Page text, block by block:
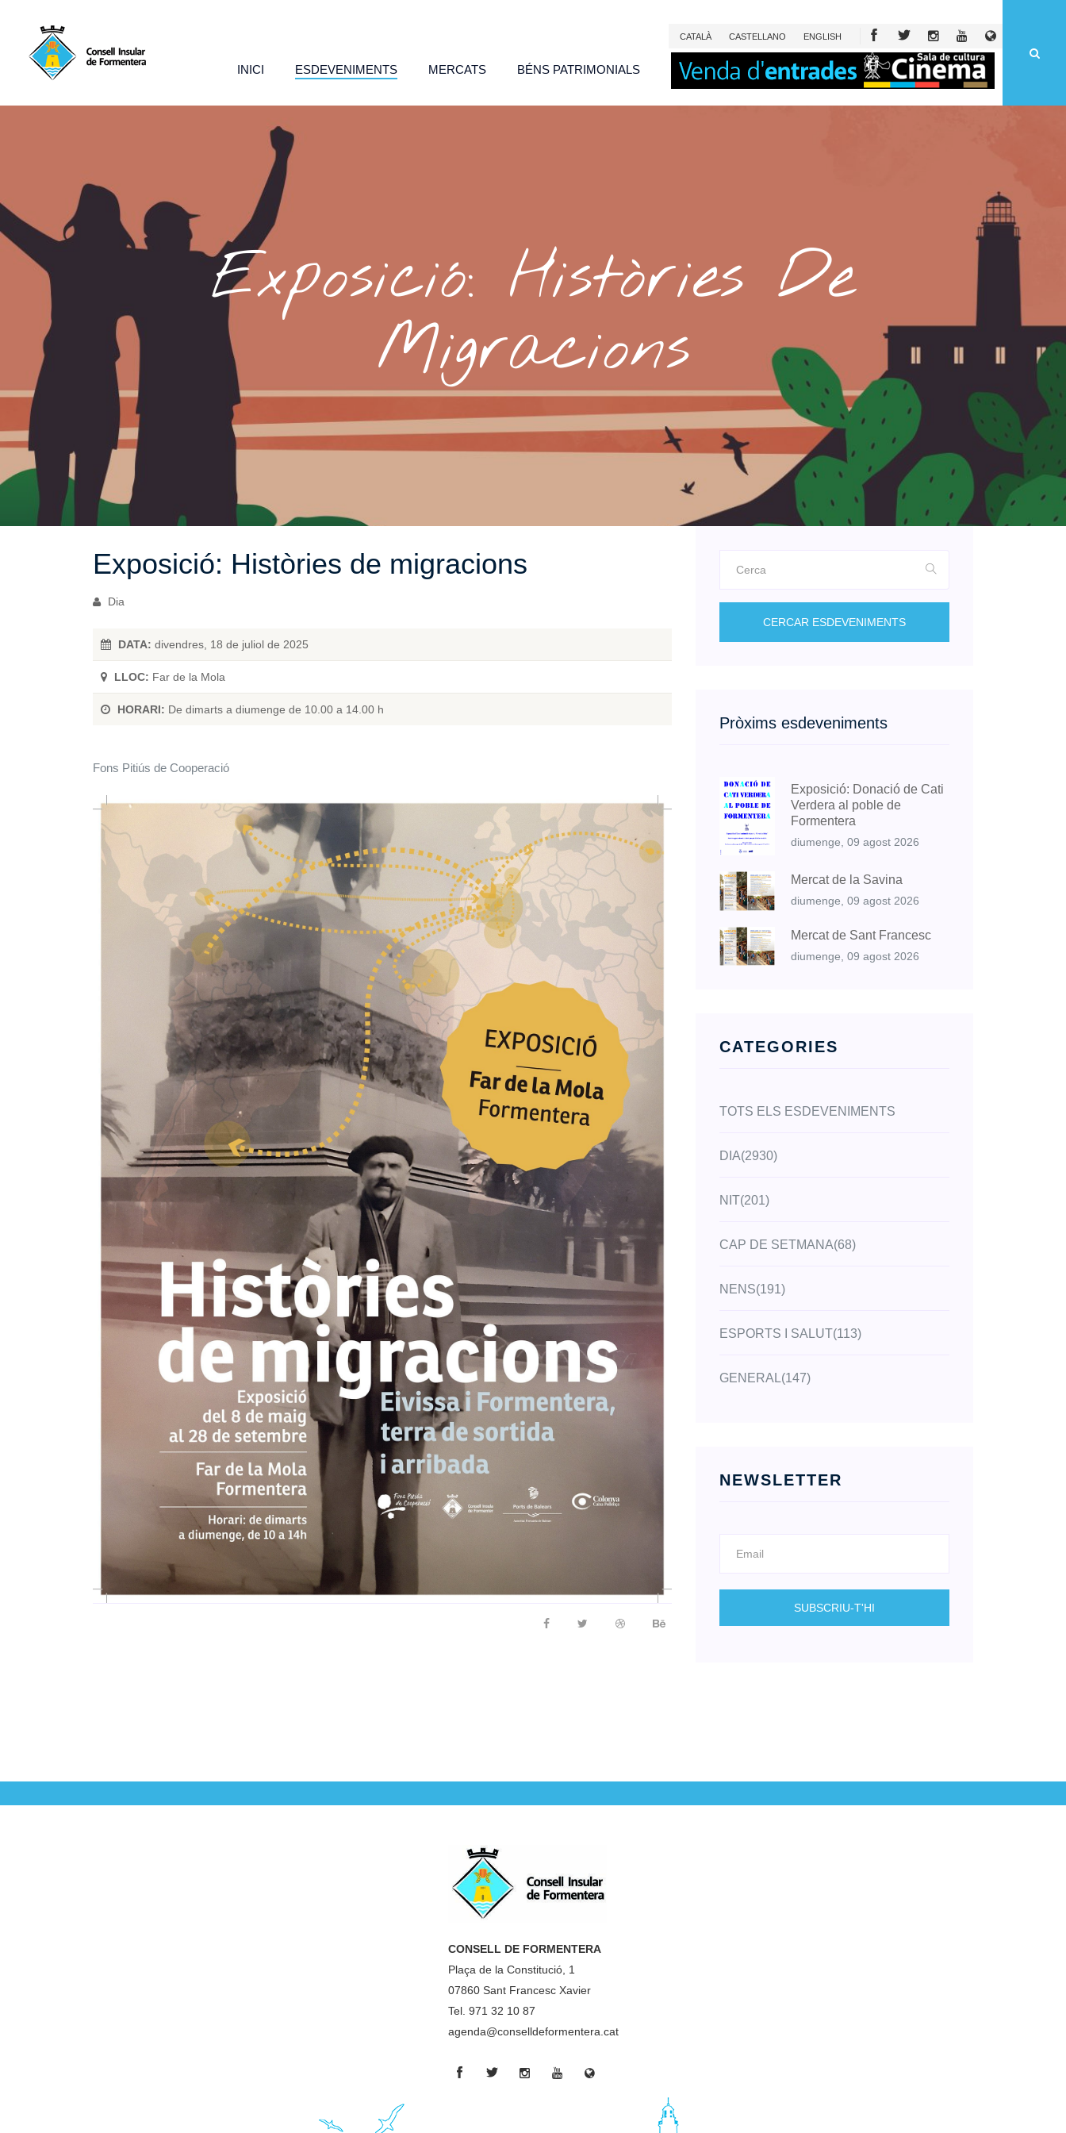
CATALÀ CASTELLANO ENGLISH
INICI ESDEVENIMENTS MERCATS BÉNS PATRIMONIALS
Exposició: Històries De
Migracions
Exposició: Històries de migracions
Dia
DATA: divendres, 18 de juliol de 2025
LLOC: Far de la Mola
HORARI: De dimarts a diumenge de 10.00 a 14.00 h
Fons Pitiús de Cooperació
CERCAR ESDEVENIMENTS
Pròxims esdeveniments
Exposició: Donació de Cati
Verdera al poble de
Formentera
diumenge, 09 agost 2026
Mercat de la Savina
diumenge, 09 agost 2026
Mercat de Sant Francesc
diumenge, 09 agost 2026
CATEGORIES
TOTS ELS ESDEVENIMENTS
DIA(2930)
NIT(201)
CAP DE SETMANA(68)
NENS(191)
ESPORTS I SALUT(113)
GENERAL(147)
NEWSLETTER
CONSELL DE FORMENTERA
Plaça de la Constitució, 1
07860 Sant Francesc Xavier
Tel. 971 32 10 87
agenda@conselldeformentera.cat